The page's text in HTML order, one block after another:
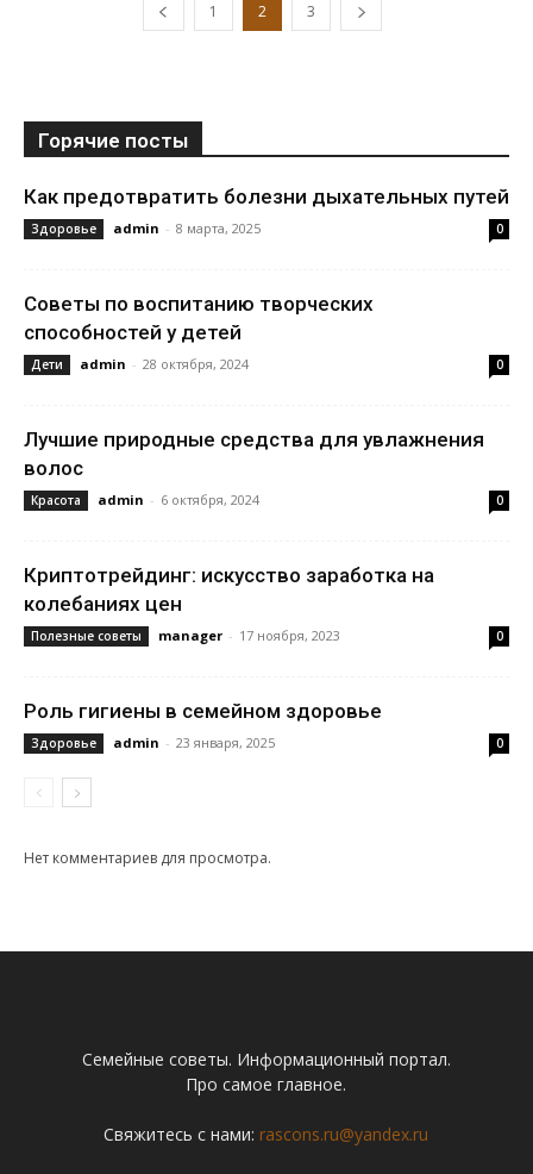
1 2 3
Горячие посты
Как предотвратить болезни дыхательных путей
Здоровье admin - 8 марта, 2025 0
Советы по воспитанию творческих
способностей у детей
Дети admin - 28 октября, 2024 0
Лучшие природные средства для увлажнения
волос
Красота admin - 6 октября, 2024 0
Криптотрейдинг: искусство заработка на
колебаниях цен
Полезные советы manager - 17 ноября, 2023 0
Роль гигиены в семейном здоровье
Здоровье admin - 23 января, 2025 0
Нет комментариев для просмотра.
Семейные советы. Информационный портал.
Про самое главное.
Свяжитесь с нами: rascons.ru@yandex.ru